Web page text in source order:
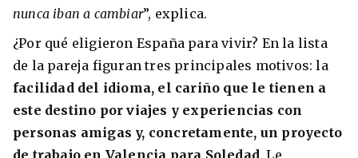
+30 Summer English for Professionals en
Melbourne
nunca iban a cambiar”, explica.
¿Por qué eligieron España para vivir? En la lista
de la pareja figuran tres principales motivos: la
facilidad del idioma, el cariño que le tienen a
este destino por viajes y experiencias con
personas amigas y, concretamente, un proyecto